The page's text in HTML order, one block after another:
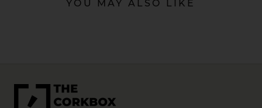
YOU MAY ALSO LIKE